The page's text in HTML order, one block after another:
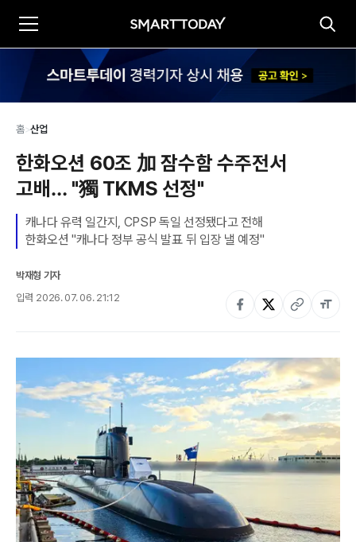
홈>산업
한화오션 60조 加 잠수함 수주전서
고배… "獨 TKMS 선정"
캐나다 유력 일간지, CPSP 독일 선정됐다고 전해
한화오션 "캐나다 정부 공식 발표 뒤 입장 낼 예정"
박재형 기자
입력 2026. 07. 06. 21:12